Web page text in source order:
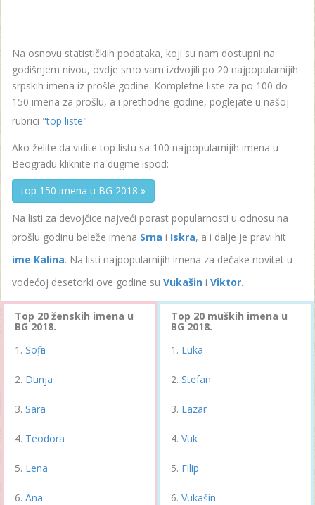
Na osnovu statističkiih podataka, koji su nam dostupni na
godišnjem nivou, ovdje smo vam izdvojili po 20 najpopularnijih
srpskih imena iz prošle godine. Kompletne liste za po 100 do
150 imena za prošlu, a i prethodne godine, poglejate u našoj
rubrici "top liste"
Ako želite da vidite top listu sa 100 najpopularnijih imena u
Beogradu kliknite na dugme ispod:
top 150 imena u BG 2018 »
Na listi za devojčice najveći porast popularnosti u odnosu na
prošlu godinu beleže imena Srna i Iskra, a i dalje je pravi hit
ime Kalina. Na listi najpopularnijih imena za dečake novitet u
vodećoj desetorki ove godine su Vukašin i Viktor.
Top 20 ženskih imena u
BG 2018.
Sofija
Dunja
Sara
Teodora
Lena
Ana
Top 20 muških imena u
BG 2018.
Luka
Stefan
Lazar
Vuk
Filip
Vukašin